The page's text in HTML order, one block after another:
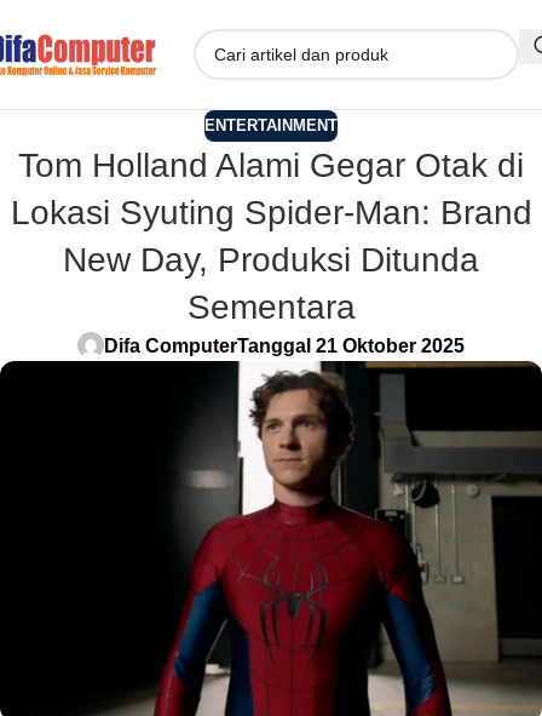
ENTERTAINMENT
Tom Holland Alami Gegar Otak di
Lokasi Syuting Spider-Man: Brand
New Day, Produksi Ditunda
Sementara
Difa ComputerTanggal 21 Oktober 2025